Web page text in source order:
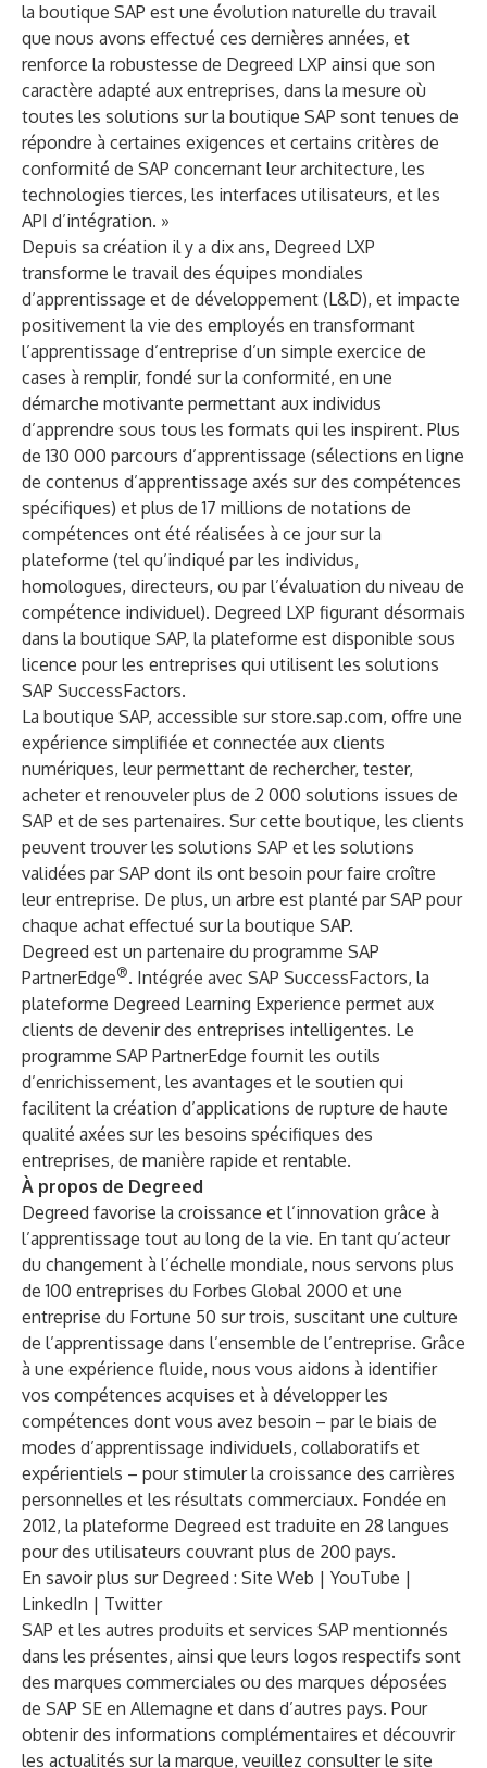
la boutique SAP est une évolution naturelle du travail
que nous avons effectué ces dernières années, et
renforce la robustesse de Degreed LXP ainsi que son
caractère adapté aux entreprises, dans la mesure où
toutes les solutions sur la boutique SAP sont tenues de
répondre à certaines exigences et certains critères de
conformité de SAP concernant leur architecture, les
technologies tierces, les interfaces utilisateurs, et les
API d’intégration. »
Depuis sa création il y a dix ans, Degreed LXP
transforme le travail des équipes mondiales
d’apprentissage et de développement (L&D), et impacte
positivement la vie des employés en transformant
l’apprentissage d’entreprise d’un simple exercice de
cases à remplir, fondé sur la conformité, en une
démarche motivante permettant aux individus
d’apprendre sous tous les formats qui les inspirent. Plus
de 130 000 parcours d’apprentissage (sélections en ligne
de contenus d’apprentissage axés sur des compétences
spécifiques) et plus de 17 millions de notations de
compétences ont été réalisées à ce jour sur la
plateforme (tel qu’indiqué par les individus,
homologues, directeurs, ou par l’évaluation du niveau de
compétence individuel). Degreed LXP figurant désormais
dans la boutique SAP, la plateforme est disponible sous
licence pour les entreprises qui utilisent les solutions
SAP SuccessFactors.
La boutique SAP, accessible sur store.sap.com, offre une
expérience simplifiée et connectée aux clients
numériques, leur permettant de rechercher, tester,
acheter et renouveler plus de 2 000 solutions issues de
SAP et de ses partenaires. Sur cette boutique, les clients
peuvent trouver les solutions SAP et les solutions
validées par SAP dont ils ont besoin pour faire croître
leur entreprise. De plus, un arbre est planté par SAP pour
chaque achat effectué sur la boutique SAP.
Degreed est un partenaire du programme SAP
PartnerEdge®. Intégrée avec SAP SuccessFactors, la
plateforme Degreed Learning Experience permet aux
clients de devenir des entreprises intelligentes. Le
programme SAP PartnerEdge fournit les outils
d’enrichissement, les avantages et le soutien qui
facilitent la création d’applications de rupture de haute
qualité axées sur les besoins spécifiques des
entreprises, de manière rapide et rentable.
À propos de Degreed
Degreed favorise la croissance et l’innovation grâce à
l’apprentissage tout au long de la vie. En tant qu’acteur
du changement à l’échelle mondiale, nous servons plus
de 100 entreprises du Forbes Global 2000 et une
entreprise du Fortune 50 sur trois, suscitant une culture
de l’apprentissage dans l’ensemble de l’entreprise. Grâce
à une expérience fluide, nous vous aidons à identifier
vos compétences acquises et à développer les
compétences dont vous avez besoin – par le biais de
modes d’apprentissage individuels, collaboratifs et
expérientiels – pour stimuler la croissance des carrières
personnelles et les résultats commerciaux. Fondée en
2012, la plateforme Degreed est traduite en 28 langues
pour des utilisateurs couvrant plus de 200 pays.
En savoir plus sur Degreed : Site Web | YouTube |
LinkedIn | Twitter
SAP et les autres produits et services SAP mentionnés
dans les présentes, ainsi que leurs logos respectifs sont
des marques commerciales ou des marques déposées
de SAP SE en Allemagne et dans d’autres pays. Pour
obtenir des informations complémentaires et découvrir
les actualités sur la marque, veuillez consulter le site